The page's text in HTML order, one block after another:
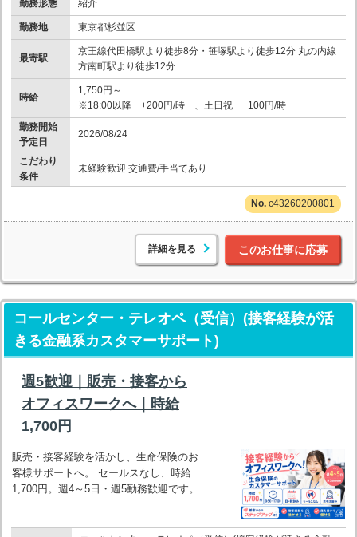
勤務形態 紹介
勤務地 東京都杉並区
最寄駅
京王線代田橋駅より徒歩8分・笹塚駅より徒歩12分 丸の内線
方南町駅より徒歩12分
時給
1,750円～
※18:00以降 +200円/時 、土日祝 +100円/時
勤務開始
予定日
2026/08/24
こだわり
条件
未経験歓迎 交通費/手当てあり
c43260200801
詳細を見る このお仕事に応募
コールセンター・テレオペ（受信）(接客経験が活
きる金融系カスタマーサポート)
週5歓迎｜販売・接客から
オフィスワークへ｜時給
1,700円
販売・接客経験を活かし、生命保険のお
客様サポートへ。 セールスなし、時給
1,700円。週4～5日・週5勤務歓迎です。